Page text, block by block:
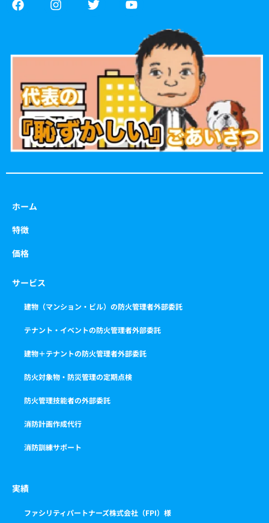
a
o
k
n
g
a
m
w
e
o
u
b
e
ホーム
特徴
価格
サービス
建物（マンション・ビル）の防火管理者外部委託
テナント・イベントの防火管理者外部委託
建物＋テナントの防火管理者外部委託
防火対象物・防災管理の定期点検
防火管理技能者の外部委託
消防計画作成代行
消防訓練サポート
実績
ファシリティパートナーズ株式会社（FPI）様